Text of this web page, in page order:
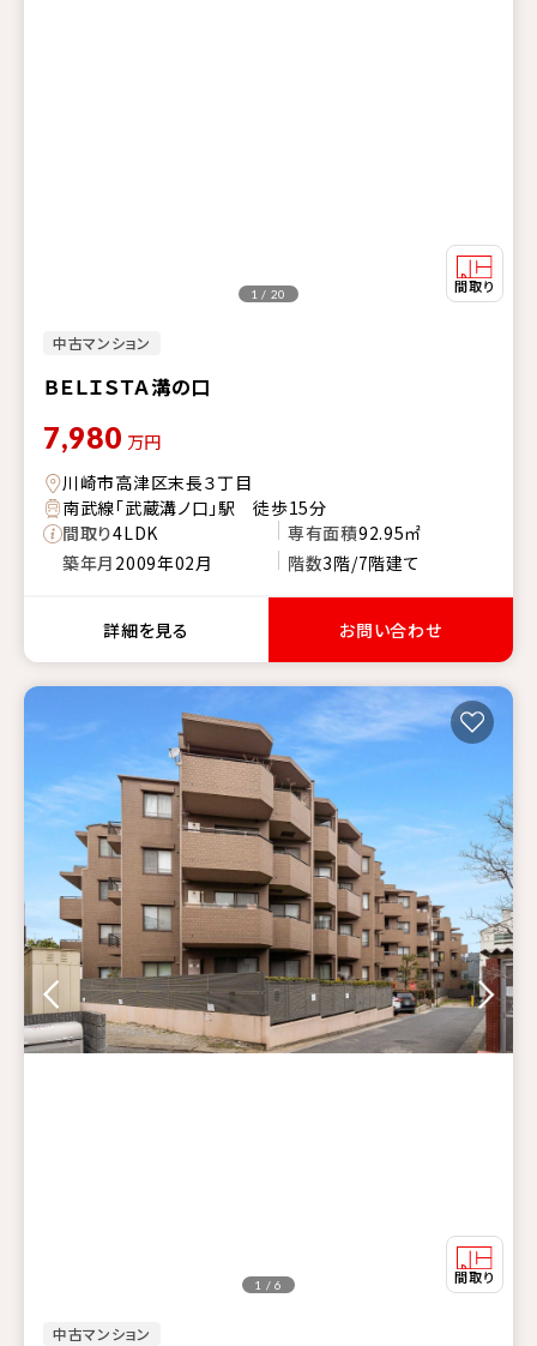
中古マンション
ＢＥＬＩＳＴＡ溝の口
1 / 20
7,980 万円
川崎市高津区末長３丁目
南武線「武蔵溝ノ口」駅 徒歩15分
間取り4LDK 専有面積92.95㎡
築年月 2009年02月 階数3階/7階建て
詳細を見る お問い合わせ
中古マンション
1 / 6